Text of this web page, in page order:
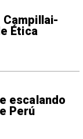
Ética
escalando
Perú